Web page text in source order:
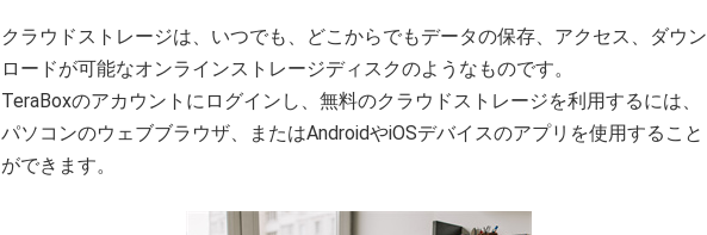
ce
b
o
o
tt
er
ke
dI
n
at
s
A
クラウドストレージは、いつでも、どこからでもデータの保存、アクセス、ダウン
ロードが可能なオンラインストレージディスクのようなものです。
TeraBoxのアカウントにログインし、無料のクラウドストレージを利用するには、
パソコンのウェブブラウザ、またはAndroidやiOSデバイスのアプリを使用すること
ができます。